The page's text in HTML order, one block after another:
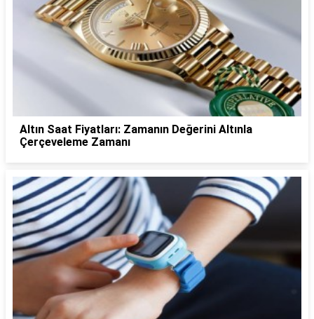
Altın Saat Fiyatları: Zamanın Değerini Altınla
Çerçeveleme Zamanı